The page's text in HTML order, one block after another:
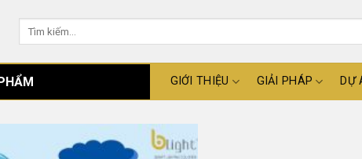
GIỚI THIỆU GIẢI PHÁP DỰ